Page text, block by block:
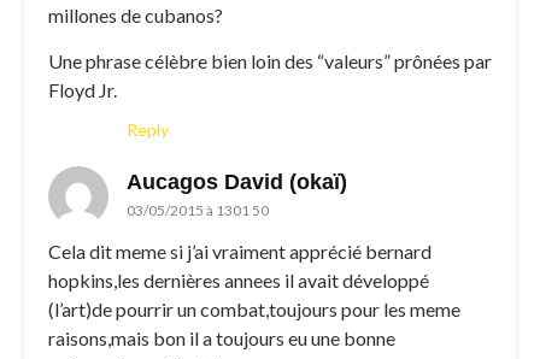
millones de cubanos?
Une phrase célèbre bien loin des “valeurs” prônées par
Floyd Jr.
Reply
Aucagos David (okaï)
03/05/2015 à 1301 50
Cela dit meme si j’ai vraiment apprécié bernard
hopkins,les dernières annees il avait développé
(l’art)de pourrir un combat,toujours pour les meme
raisons,mais bon il a toujours eu une bonne